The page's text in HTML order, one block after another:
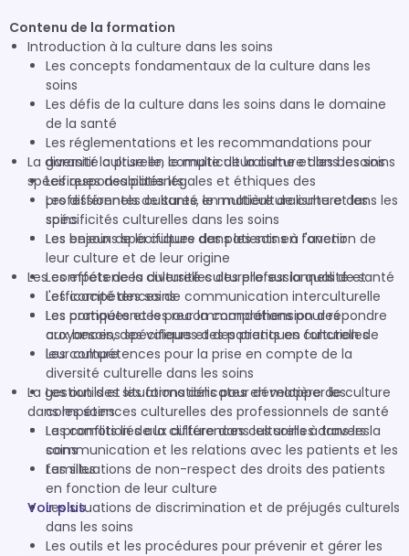
Contenu de la formation
Introduction à la culture dans les soins
Les concepts fondamentaux de la culture dans les
soins
Les défis de la culture dans les soins dans le domaine
de la santé
Les réglementations et les recommandations pour
garantir la prise en compte de la culture dans les soins
Les responsabilités légales et éthiques des
professionnels de santé en matière de culture dans les
soins
Les enjeux de la culture dans les soins à l'avenir
La diversité culturelle, le multiculturalisme et les besoins
spécifiques des patients
Les différentes cultures, le multiculturalisme et les
spécificités culturelles dans les soins
Les besoins spécifiques des patients en fonction de
leur culture et de leur origine
Les effets de la diversité culturelle sur la qualité et
l'efficacité des soins
Les pratiques et les recommandations pour répondre
aux besoins spécifiques des patients en fonction de
leur culture
Les compétences culturelles des professionnels de santé
Les compétences de communication interculturelle
Les compétences pour la compréhension des
croyances, des valeurs et des pratiques culturelles
Les compétences pour la prise en compte de la
diversité culturelle dans les soins
Les outils et les formations pour développer les
compétences culturelles des professionnels de santé
La promotion de la culture dans les soins à travers la
communication et les relations avec les patients et les
familles
La gestion des situations délicates en matière de culture
dans les soins
Les conflits liés aux différences culturelles dans les
soins
Les situations de non-respect des droits des patients
en fonction de leur culture
Les situations de discrimination et de préjugés culturels
dans les soins
Les outils et les procédures pour prévenir et gérer les
Voir plus